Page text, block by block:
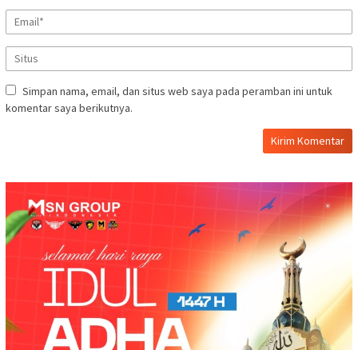
Simpan nama, email, dan situs web saya pada peramban ini untuk
komentar saya berikutnya.